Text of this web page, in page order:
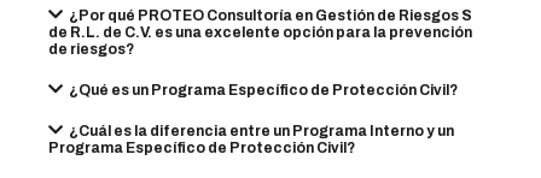
¿Por qué PROTEO Consultoría en Gestión de Riesgos S
de R.L. de C.V. es una excelente opción para la prevención
de riesgos?
¿Qué es un Programa Específico de Protección Civil?
¿Cuál es la diferencia entre un Programa Interno y un
Programa Específico de Protección Civil?